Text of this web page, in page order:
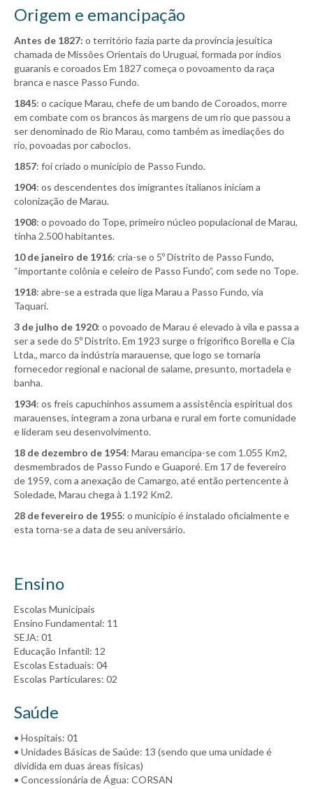
Origem e emancipação
Antes de 1827: o território fazia parte da província jesuítica
chamada de Missões Orientais do Uruguai, formada por índios
guaranis e coroados Em 1827 começa o povoamento da raça
branca e nasce Passo Fundo.
1845: o cacique Marau, chefe de um bando de Coroados, morre
em combate com os brancos às margens de um rio que passou a
ser denominado de Rio Marau, como também as imediações do
rio, povoadas por caboclos.
1857: foi criado o município de Passo Fundo.
1904: os descendentes dos imigrantes italianos iniciam a
colonização de Marau.
1908: o povoado do Tope, primeiro núcleo populacional de Marau,
tinha 2.500 habitantes.
10 de janeiro de 1916: cria-se o 5º Distrito de Passo Fundo,
“importante colônia e celeiro de Passo Fundo”, com sede no Tope.
1918: abre-se a estrada que liga Marau a Passo Fundo, via
Taquari.
3 de julho de 1920: o povoado de Marau é elevado à vila e passa a
ser a sede do 5º Distrito. Em 1923 surge o frigorífico Borella e Cia
Ltda., marco da indústria marauense, que logo se tornaria
fornecedor regional e nacional de salame, presunto, mortadela e
banha.
1934: os freis capuchinhos assumem a assistência espiritual dos
marauenses, integram a zona urbana e rural em forte comunidade
e lideram seu desenvolvimento.
18 de dezembro de 1954: Marau emancipa-se com 1.055 Km2,
desmembrados de Passo Fundo e Guaporé. Em 17 de fevereiro
de 1959, com a anexação de Camargo, até então pertencente à
Soledade, Marau chega à 1.192 Km2.
28 de fevereiro de 1955: o município é instalado oficialmente e
esta torna-se a data de seu aniversário.
Ensino
Escolas Municipais
Ensino Fundamental: 11
SEJA: 01
Educação Infantil: 12
Escolas Estaduais: 04
Escolas Particulares: 02
Saúde
• Hospitais: 01
• Unidades Básicas de Saúde: 13 (sendo que uma unidade é
dividida em duas áreas físicas)
• Concessionária de Água: CORSAN